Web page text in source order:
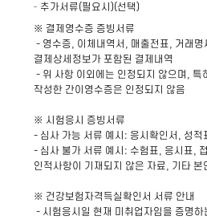
추가서류(필요시)(선택)
※ 결제영수증 증빙서류
- 영수증, 이체내역서, 매출전표, 거래
결제상세정보가 포함된 결제내역
- 위 사항 이외에는 인정되지 않으며, 특
작성한 간이영수증은 인정되지 않음
※ 시험응시 증빙서류
- 심사 가능 서류 예시: 응시확인서, 성적
- 심사 불가 서류 예시: 수험표, 응시표,
인적사항이 기재되지 않은 자료, 기타
※ 건강보험자격득실확인서 서류 안내
- 시험응시일 현재 미취업자임을 증명